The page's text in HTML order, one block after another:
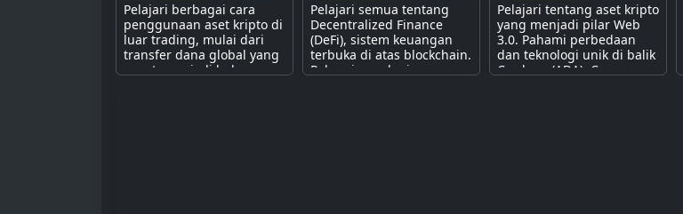
Pelajari berbagai cara
penggunaan aset kripto di
luar trading, mulai dari
transfer dana global yang
cepat, menjadi bahan
Pelajari semua tentang
Decentralized Finance
(DeFi), sistem keuangan
terbuka di atas blockchain.
Pahami cara kerjanya
Pelajari tentang aset kripto
yang menjadi pilar Web
3.0. Pahami perbedaan
dan teknologi unik di balik
Cardano (ADA), Cosmos